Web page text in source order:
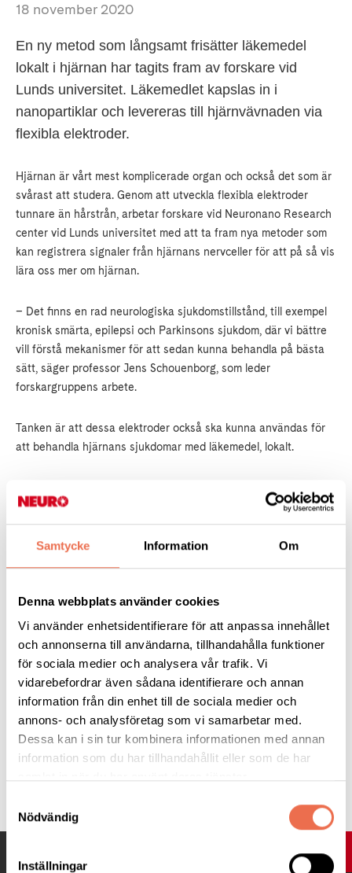
Samtycke Information Om
Denna webbplats använder cookies
Vi använder enhetsidentifierare för att anpassa innehållet
och annonserna till användarna, tillhandahålla funktioner
för sociala medier och analysera vår trafik. Vi
vidarebefordrar även sådana identifierare och annan
information från din enhet till de sociala medier och
annons- och analysföretag som vi samarbetar med.
Dessa kan i sin tur kombinera informationen med annan
information som du har tillhandahållit eller som de har
Nödvändig
Inställningar
18 november 2020
En ny metod som långsamt frisätter läkemedel
lokalt i hjärnan har tagits fram av forskare vid
Lunds universitet. Läkemedlet kapslas in i
nanopartiklar och levereras till hjärnvävnaden via
flexibla elektroder.
Hjärnan är vårt mest komplicerade organ och också det som är
svårast att studera. Genom att utveckla flexibla elektroder
tunnare än hårstrån, arbetar forskare vid Neuronano Research
center vid Lunds universitet med att ta fram nya metoder som
kan registrera signaler från hjärnans nervceller för att på så vis
lära oss mer om hjärnan.
– Det finns en rad neurologiska sjukdomstillstånd, till exempel
kronisk smärta, epilepsi och Parkinsons sjukdom, där vi bättre
vill förstå mekanismer för att sedan kunna behandla på bästa
sätt, säger professor Jens Schouenborg, som leder
forskargruppens arbete.
Tanken är att dessa elektroder också ska kunna användas för
att behandla hjärnans sjukdomar med läkemedel, lokalt.
Forskning.se
UPP